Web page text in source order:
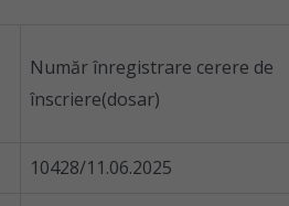
Număr înregistrare cerere de
înscriere(dosar)
10428/11.06.2025